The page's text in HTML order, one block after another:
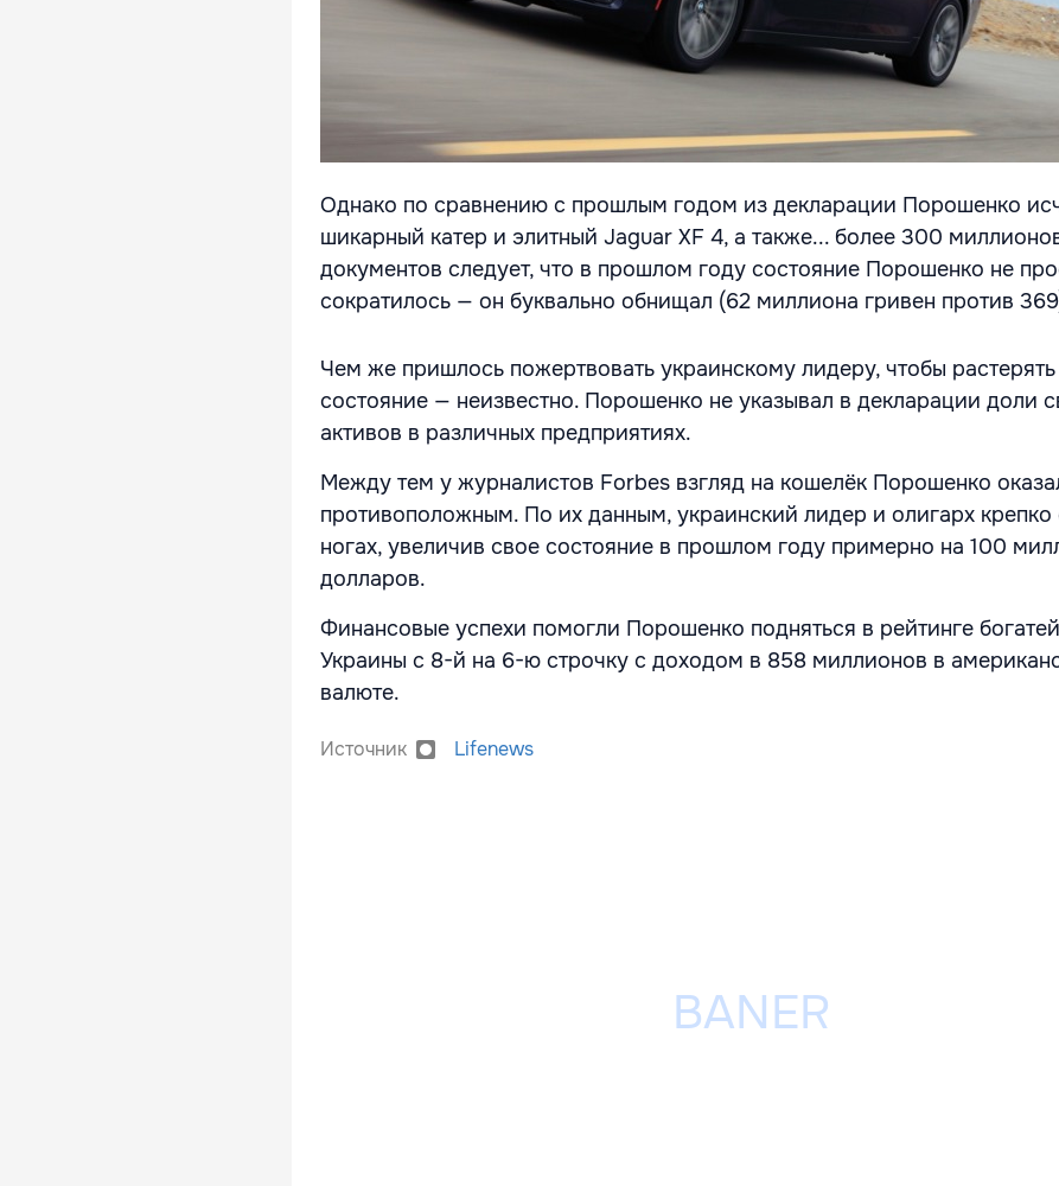
Однако по сравнению с прошлым годом из декларации Порошенко
шикарный катер и элитный Jaguar XF 4, а также... более 300
документов следует, что в прошлом году состояние Порошенко не
сократилось — он буквально обнищал (62 миллиона гривен против
Чем же пришлось пожертвовать украинскому лидеру, чтобы
состояние — неизвестно. Порошенко не указывал в декларации доли
активов в различных предприятиях.
Между тем у журналистов Forbes взгляд на кошелёк Порошенко
противоположным. По их данным, украинский лидер и олигарх крепко
ногах, увеличив свое состояние в прошлом году примерно на 100
долларов.
Финансовые успехи помогли Порошенко подняться в рейтинге
Украины с 8-й на 6-ю строчку с доходом в 858 миллионов в
валюте.
Источник Lifenews